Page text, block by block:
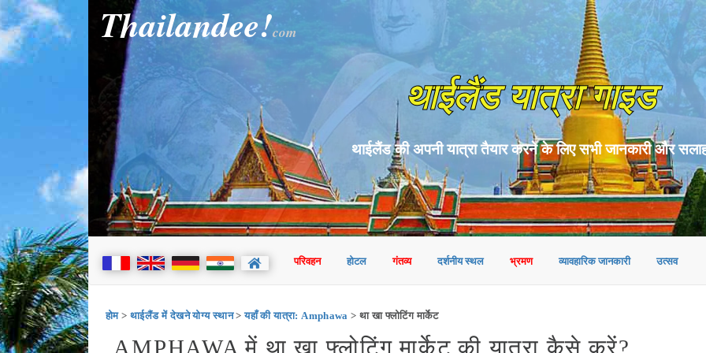
Thailandee!com
थाईलैंड यात्रा गाइड
थाईलैंड की अपनी यात्रा तैयार करने के लिए सभी जानकारी और
परिवहन होटल गंतव्य दर्शनीय स्थल भ्रमण व्यावहारिक जानकारी उत्सव
होम>थाईलैंड में देखने योग्य स्थान>यहाँ की यात्रा: Amphawa > था खा फ्लोटिंग मार्केट
AMPHAWA में था खा फ्लोटिंग मार्केट की यात्रा कैसे करें?